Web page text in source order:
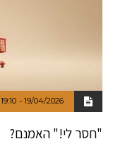
19/04/2026
19:10
"חסר לי!" האמנם?